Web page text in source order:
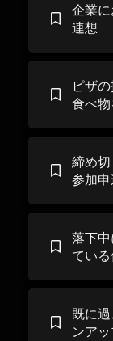
企業
連想
ピザ
食べ
締め
参加
落下
てい
既に
ンア